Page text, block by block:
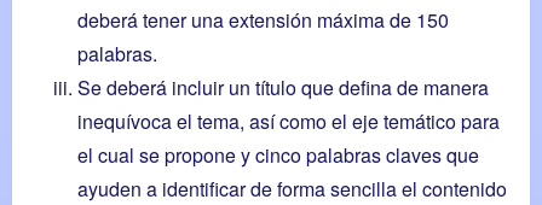
deberá tener una extensión máxima de 150
palabras.
Se deberá incluir un título que defina de manera
inequívoca el tema, así como el eje temático para
el cual se propone y cinco palabras claves que
ayuden a identificar de forma sencilla el contenido